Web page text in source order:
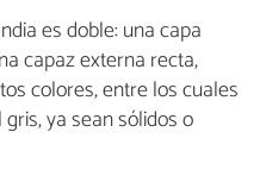
es doble: una capa
capaz externa recta,
colores, entre los cuales
ya sean sólidos o